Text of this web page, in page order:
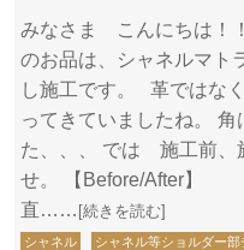
みなさま こんにちは！
のお品は、シャネルマ
し施工です。 革ではな
ってきていましたね。
た、、、 では 施工前、
せ。 【Before/After
直…… [続きを読む]
シャネル シャネル等ショルダー